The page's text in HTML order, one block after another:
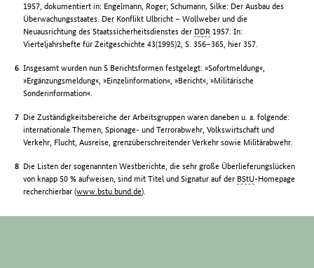
1957, dokumentiert in: Engelmann, Roger; Schumann, Silke: Der Ausbau des
Überwachungsstaates. Der Konflikt Ulbricht – Wollweber und die
Neuausrichtung des Staatssicherheitsdienstes der DDR 1957. In:
Vierteljahrshefte für Zeitgeschichte 43(1995)2, S. 356–365, hier 357.
Insgesamt wurden nun 5 Berichtsformen festgelegt: »Sofortmeldung«,
»Ergänzungsmeldung«, »Einzelinformation«, »Bericht«, »Militärische
Sonderinformation«.
Die Zuständigkeitsbereiche der Arbeitsgruppen waren daneben u. a. folgende:
internationale Themen, Spionage- und Terrorabwehr, Volkswirtschaft und
Verkehr, Flucht, Ausreise, grenzüberschreitender Verkehr sowie Militärabwehr.
Die Listen der sogenannten Westberichte, die sehr große Überlieferungslücken
von knapp 50 % aufweisen, sind mit Titel und Signatur auf der BStU-Homepage
recherchierbar (www.bstu.bund.de).